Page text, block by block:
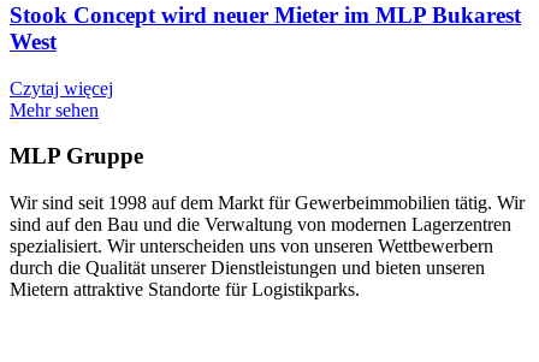
Stook Concept wird neuer Mieter im MLP Bukarest
West
Czytaj więcej
Mehr sehen
MLP Gruppe
Wir sind seit 1998 auf dem Markt für Gewerbeimmobilien tätig. Wir
sind auf den Bau und die Verwaltung von modernen Lagerzentren
spezialisiert. Wir unterscheiden uns von unseren Wettbewerbern
durch die Qualität unserer Dienstleistungen und bieten unseren
Mietern attraktive Standorte für Logistikparks.